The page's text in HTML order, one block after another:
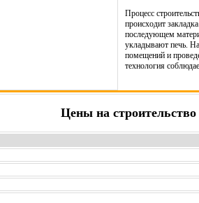
Процесс
происходит
последующем
укладывают печь.
помещений и
технология
Цены на строительство